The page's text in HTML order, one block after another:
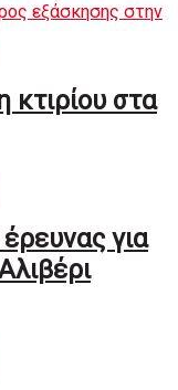
εξάσκησης στην
στα
για